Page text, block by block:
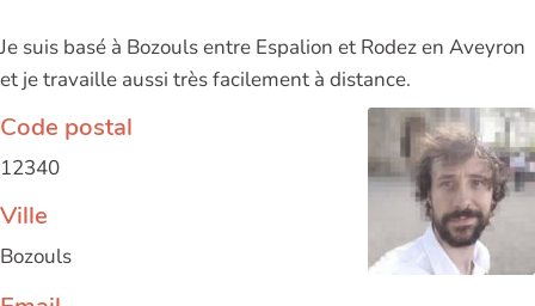
Je suis basé à Bozouls entre Espalion et Rodez en Aveyron
et je travaille aussi très facilement à distance.
Code postal
12340
Ville
Bozouls